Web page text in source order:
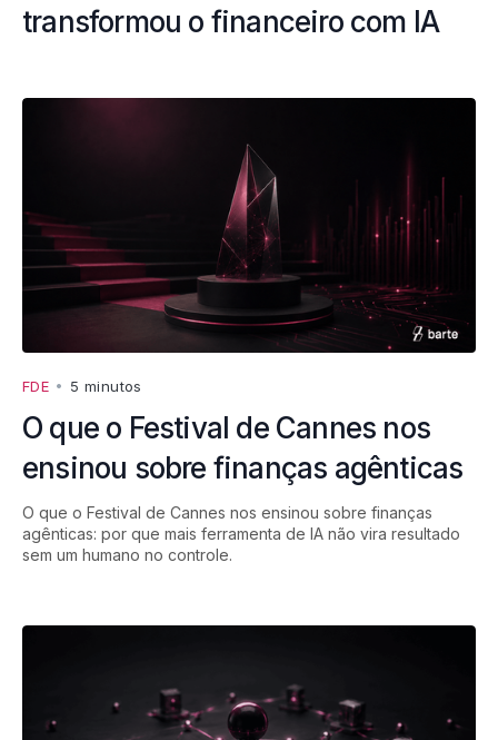
transformou o financeiro com IA
FDE • 5 minutos
O que o Festival de Cannes nos
ensinou sobre finanças agênticas
O que o Festival de Cannes nos ensinou sobre finanças
agênticas: por que mais ferramenta de IA não vira resultado
sem um humano no controle.